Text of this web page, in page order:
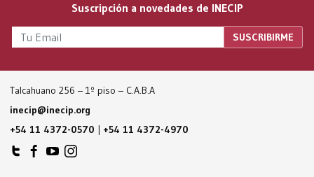
Suscripción a novedades de INECIP
Talcahuano 256 – 1º piso – C.A.B.A
inecip@inecip.org
+54 11 4372-0570 | +54 11 4372-4970